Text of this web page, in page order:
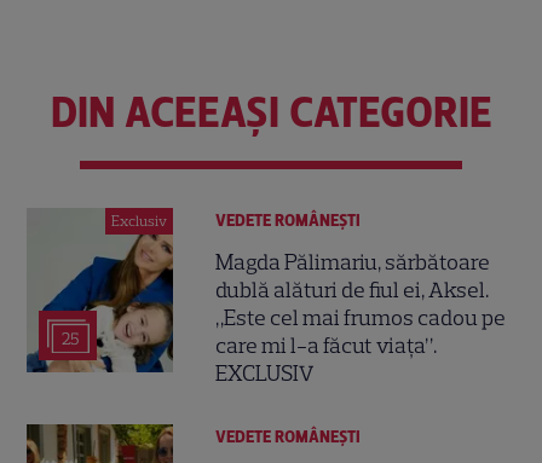
DIN ACEEAȘI CATEGORIE
Exclusiv
25
VEDETE ROMÂNEŞTI
Magda Pălimariu, sărbătoare
dublă alături de fiul ei, Aksel.
„Este cel mai frumos cadou pe
care mi l-a făcut viața”.
EXCLUSIV
VEDETE ROMÂNEŞTI